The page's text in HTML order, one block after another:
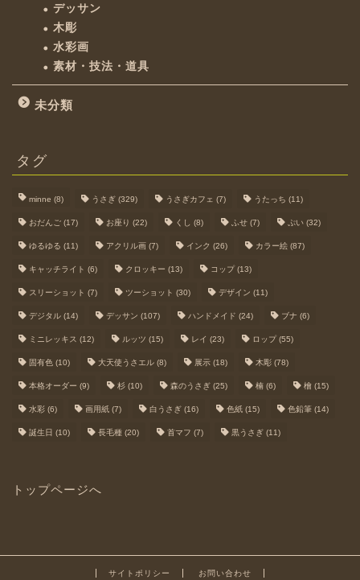
デッサン
木彫
水彩画
素材・技法・道具
未分類
タグ
minne (8) うさぎ (329) うさぎカフェ (7) うたっち (11)
おだんご (17) お座り (22) くし (8) ふせ (7) ぷい (32)
ゆるゆる (11) アクリル画 (7) インク (26) カラー絵 (87)
キャッチライト (6) クロッキー (13) コップ(13)
スリーショット (7) ツーショット (30) デザイン (11)
デジタル (14) デッサン (107) ハンドメイド (24) ブナ (6)
ミニレッキス (12) ルッツ (15) レイ (23) ロップ(55)
固有色 (10) 大天使うさエル (8) 展示 (18) 木彫 (78)
本格オーダー (9) 杉 (10) 森のうさぎ (25) 楠 (6) 檜 (15)
水彩 (6) 画用紙 (7) 白うさぎ (16) 色紙 (15) 色鉛筆 (14)
誕生日 (10) 長毛種 (20) 首マフ (7) 黒うさぎ (11)
トップページへ
サイトポリシー お問い合わせ